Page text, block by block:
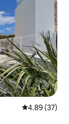
從 37 則評價
4.89 (37)